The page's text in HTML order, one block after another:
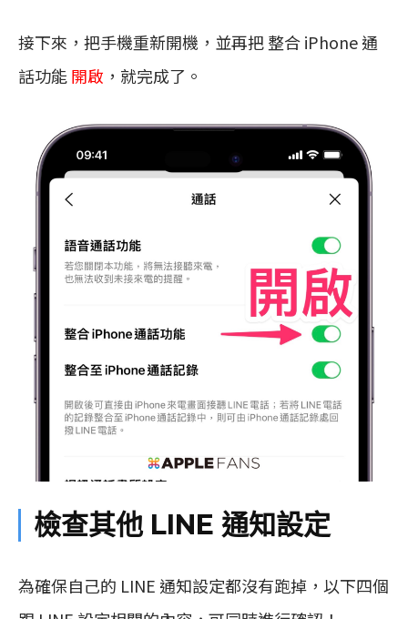
接下來，把手機重新開機，並再把 整合 iPhone 通
話功能開啟 ，就完成了。
檢查其他 LINE 通知設定
為確保自己的 LINE 通知設定都沒有跑掉，以下四個